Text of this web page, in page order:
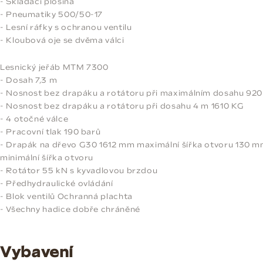
- Skládací plošina
- Pneumatiky 500/50-17
- Lesní ráfky s ochranou ventilu
- Kloubová oje se dvěma válci
Lesnický jeřáb MTM 7300
- Dosah 7,3 m
- Nosnost bez drapáku a rotátoru při maximálním dosahu 920
- Nosnost bez drapáku a rotátoru při dosahu 4 m 1610 KG
- 4 otočné válce
- Pracovní tlak 190 barů
- Drapák na dřevo G30 1612 mm maximální šířka otvoru 130
minimální šířka otvoru
- Rotátor 55 kN s kyvadlovou brzdou
- Předhydraulické ovládání
- Blok ventilů Ochranná plachta
- Všechny hadice dobře chráněné
Vybavení